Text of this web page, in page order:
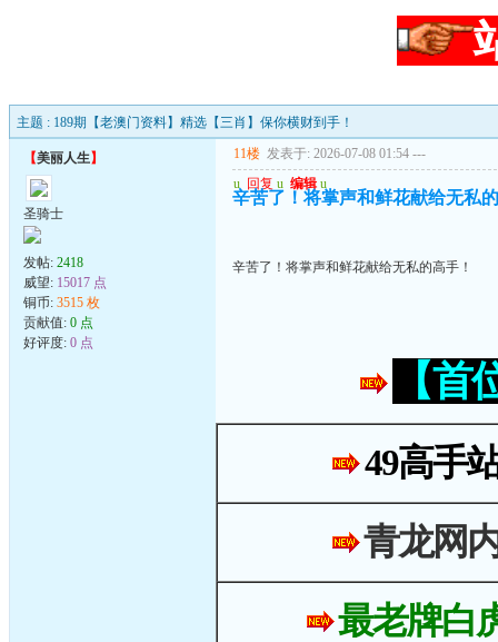
主题 : 189期【老澳门资料】精选【三肖】保你横财到手！
【美丽人生】
圣骑士
发帖: 2418
威望: 15017 点
铜币: 3515 枚
贡献值: 0 点
好评度: 0 点
11楼 发表于: 2026-07-08 01:54 ---
u 回复 u 编辑 u
辛苦了！将掌声和鲜花献给无私
辛苦了！将掌声和鲜花献给无私的高手！
【
49高手
青龙网
最老牌白